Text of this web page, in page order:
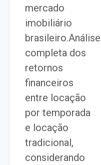
mercado
imobiliário
brasileiro.Análise
completa dos
retornos
financeiros
entre locação
por temporada
e locação
tradicional,
considerando